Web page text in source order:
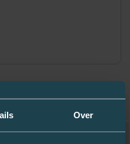
Over
Tussenstukken